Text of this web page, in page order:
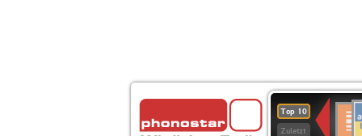
Top 10
Zuletzt
Kultur